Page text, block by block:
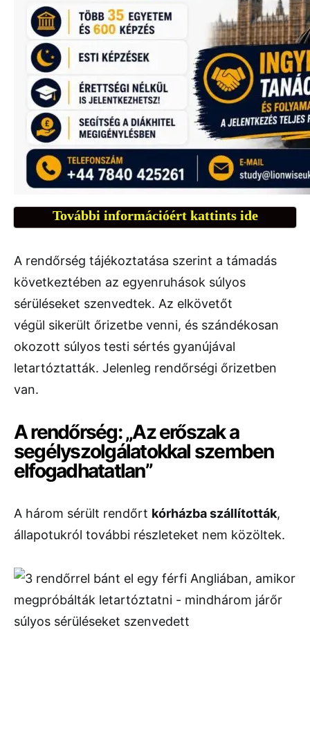
További információért kattints ide
A rendőrség tájékoztatása szerint a támadás
következtében az egyenruhások súlyos
sérüléseket szenvedtek. Az elkövetőt
végül sikerült őrizetbe venni, és szándékosan
okozott súlyos testi sértés gyanújával
letartóztatták. Jelenleg rendőrségi őrizetben
van.
A rendőrség: „Az erőszak a
segélyszolgálatokkal szemben
elfogadhatatlan”
A három sérült rendőrt kórházba szállították,
állapotukról további részleteket nem közöltek.